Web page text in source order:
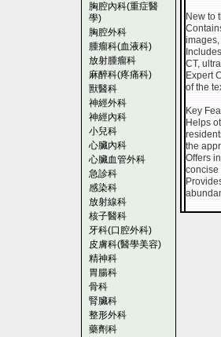
胸腔內科(重症醫
學)
胸腔外科
腫瘤科(血液科)
放射腫瘤科
麻醉科(疼痛科)
獸醫科
神經外科
神經內科
小兒科
心臟內科
心臟血管外科
急診科
感染科
放射線科
核子醫科
牙科(口腔外科)
皮膚科(醫學美容)
精神科
胃腸科
骨科
腎臟科
整形外科
藥劑科
New to
CT,
Expert
of the
Key
Helps
the
Offers
concise